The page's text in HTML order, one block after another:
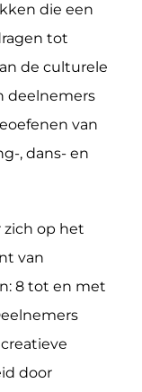
die een
tot
de culturele
deelnemers
van
, dans- en
zich op het
van
8 tot en met
door